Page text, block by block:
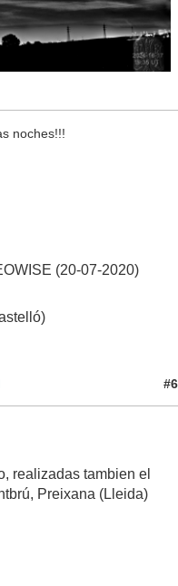
noches!!!
(20-07-2020)
#6
realizadas tambien el
Preixana (Lleida)